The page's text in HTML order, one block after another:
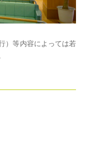
）等内容によっては若